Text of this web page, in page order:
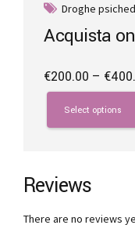
Droghe
Acquista
€200.00 – €
Select options
This
product
has
The
options
Reviews
There are no reviews